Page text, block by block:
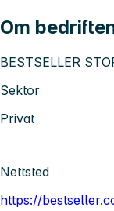
Om
BESTSELLER
Sektor
Privat
Nettsted
https://